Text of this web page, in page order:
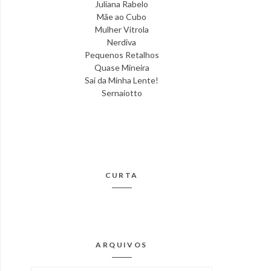
Juliana Rabelo
Mãe ao Cubo
Mulher Vitrola
Nerdiva
Pequenos Retalhos
Quase Mineira
Sai da Minha Lente!
Sernaiotto
CURTA
ARQUIVOS